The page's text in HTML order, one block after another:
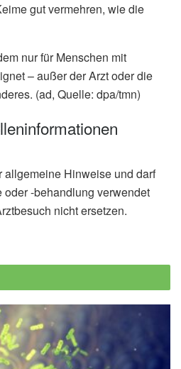
gut vermehren, wie die
nur für Menschen mit
– außer der Arzt oder die
(ad, Quelle: dpa/tmn)
allgemeine Hinweise und darf
-behandlung verwendet
nicht ersetzen.